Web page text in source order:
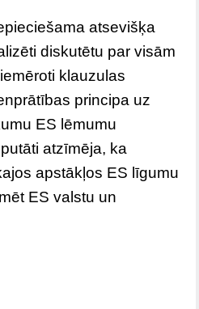
atsevišķa
diskutētu par visām
klauzulas
principa uz
ES lēmumu
atzīmēja, ka
apstākļos ES līgumu
ES valstu un